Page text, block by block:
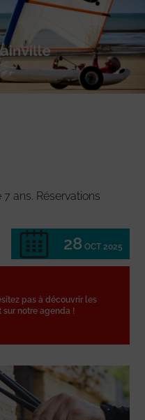
7 ans. Réservations
28 OCT 2025
pas à découvrir les
notre agenda !